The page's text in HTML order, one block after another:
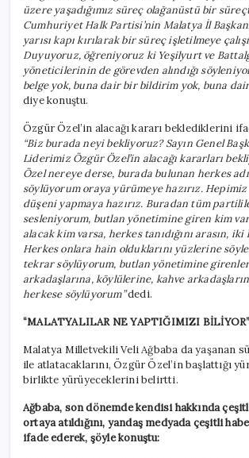
üzere yaşadığımız süreç olağanüstü bir
Cumhuriyet Halk Partisi’nin Malatya İl
yarısı kapı kırılarak bir süreç işletilmeye
Duyuyoruz, öğreniyoruz ki Yeşilyurt ve
yöneticilerinin de görevden alındığı
belge yok, buna dair bir bildirim yok, buna
diye konuştu.
Özgür Özel’in alacağı kararı beklediklerini
“Biz burada neyi bekliyoruz? Sayın Genel
Liderimiz Özgür Özel’in alacağı kararları
Özel nereye derse, burada bulunan herkes
söylüyorum oraya yürümeye hazırız.
düşeni yapmaya hazırız. Buradan tüm
sesleniyorum, butlan yönetimine giren kim
alacak kim varsa, herkes tanıdığını arasın,
Herkes onlara hain olduklarını yüzlerine
tekrar söylüyorum, butlan yönetimine
arkadaşlarına, köylülerine, kahve
herkese söylüyorum”dedi.
“MALATYALILAR NE YAPTIĞIMIZI BİLİYOR”
Malatya Milletvekili Veli Ağbaba da yaşanan
ile atlatacaklarını, Özgür Özel’in başlattığı
birlikte yürüyeceklerini belirtti.
Ağbaba, son dönemde kendisi hakkında
ortaya atıldığını, yandaş medyada çeşitli
ifade ederek, şöyle konuştu: